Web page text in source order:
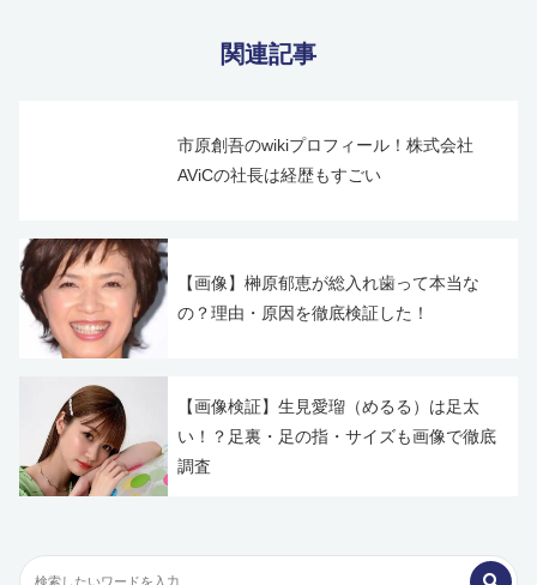
関連記事
市原創吾のwikiプロフィール！株式会社
AViCの社長は経歴もすごい
【画像】榊原郁恵が総入れ歯って本当な
の？理由・原因を徹底検証した！
【画像検証】生見愛瑠（めるる）は足太
い！？足裏・足の指・サイズも画像で徹底
調査